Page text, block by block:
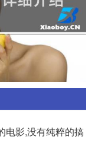
电影,没有纯粹的搞